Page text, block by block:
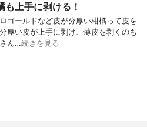
も上手に剥ける！
ゴールドなど皮が分厚い柑橘って皮を
厚い皮が上手に剥け、薄皮を剥くのも
ん…続きを見る